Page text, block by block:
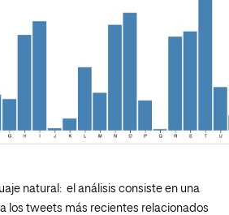
natural: el análisis consiste en una
los tweets más recientes relacionados